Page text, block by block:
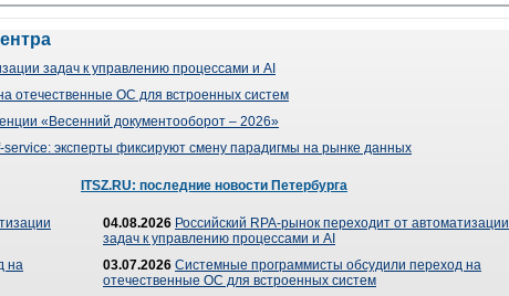
задач к управлению процессами и AI
отечественные ОС для встроенных систем
«Весенний документооборот – 2026»
эксперты фиксируют смену парадигмы на рынке данных
на
ITSZ.RU: последние новости Петербурга
04.08.2026 Российский RPA-рынок переходит от автоматизации
задач к управлению процессами и AI
03.07.2026 Системные программисты обсудили переход на
отечественные ОС для встроенных систем